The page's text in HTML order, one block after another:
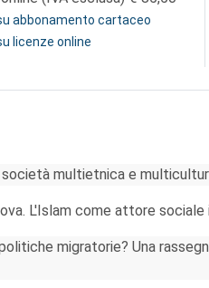
abbonamento cartaceo
licenze online
società multietnica e
L'Islam come attore sociale
migratorie? Una